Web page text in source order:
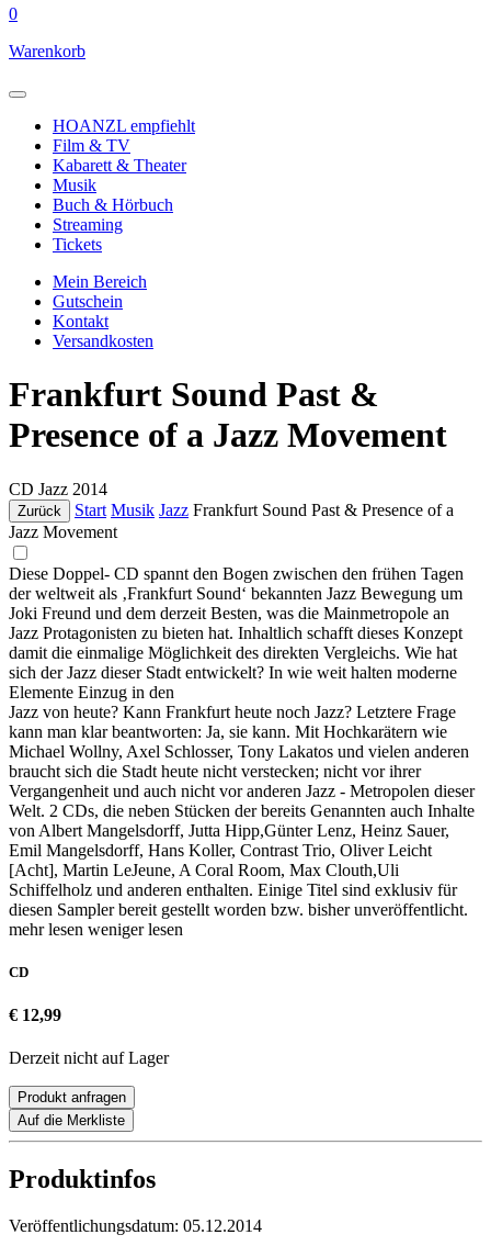
0
Warenkorb
HOANZL empfiehlt
Film & TV
Kabarett & Theater
Musik
Buch & Hörbuch
Streaming
Tickets
Mein Bereich
Gutschein
Kontakt
Versandkosten
Frankfurt Sound Past &
Presence of a Jazz Movement
CD Jazz 2014
Zurück Start Musik Jazz Frankfurt Sound Past & Presence of a
Jazz Movement
Diese Doppel- CD spannt den Bogen zwischen den frühen Tagen
der weltweit als ‚Frankfurt Sound‘ bekannten Jazz Bewegung um
Joki Freund und dem derzeit Besten, was die Mainmetropole an
Jazz Protagonisten zu bieten hat. Inhaltlich schafft dieses Konzept
damit die einmalige Möglichkeit des direkten Vergleichs. Wie hat
sich der Jazz dieser Stadt entwickelt? In wie weit halten moderne
Elemente Einzug in den
Jazz von heute? Kann Frankfurt heute noch Jazz? Letztere Frage
kann man klar beantworten: Ja, sie kann. Mit Hochkarätern wie
Michael Wollny, Axel Schlosser, Tony Lakatos und vielen anderen
braucht sich die Stadt heute nicht verstecken; nicht vor ihrer
Vergangenheit und auch nicht vor anderen Jazz - Metropolen dieser
Welt. 2 CDs, die neben Stücken der bereits Genannten auch Inhalte
von Albert Mangelsdorff, Jutta Hipp,Günter Lenz, Heinz Sauer,
Emil Mangelsdorff, Hans Koller, Contrast Trio, Oliver Leicht
[Acht], Martin LeJeune, A Coral Room, Max Clouth,Uli
Schiffelholz und anderen enthalten. Einige Titel sind exklusiv für
diesen Sampler bereit gestellt worden bzw. bisher unveröffentlicht.
mehr lesen weniger lesen
CD
€ 12,99
Derzeit nicht auf Lager
Produkt anfragen
Auf die Merkliste
Produktinfos
Veröffentlichungsdatum: 05.12.2014